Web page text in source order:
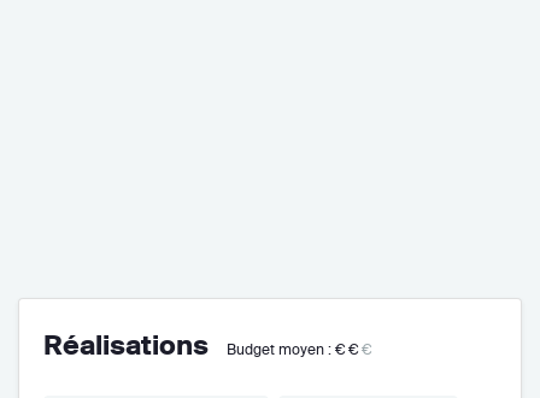
Réalisations Budget moyen : €€€